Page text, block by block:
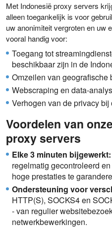
Met Indonesië proxy servers
alleen toegankelijk is voor
uw anonimiteit vergroten en uw
vooral handig voor:
Toegang tot
beschikbaar zijn in de
Omzeilen van
Webscraping en data-
Verhogen van de privacy
Voordelen van
proxy servers
Elke 3 minuten bijgewerkt:
regelmatig gecontroleerd
hoge prestaties te
Ondersteuning voor
HTTP(S), SOCKS4 en
- van regulier
netwerkbewerkingen.